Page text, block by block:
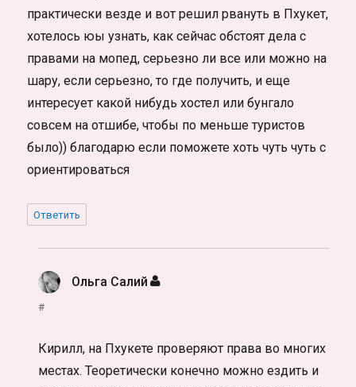
практически везде и вот решил рвануть в Пхукет,
хотелось юы узнать, как сейчас обстоят дела с
правами на мопед, серьезно ли все или можно на
шару, если серьезно, то где получить, и еще
интересует какой нибудь хостел или бунгало
совсем на отшибе, чтобы по меньше туристов
было)) благодарю если поможете хоть чуть чуть с
ориентироваться
Ответить
Ольга Салий :
#
Кирилл, на Пхукете проверяют права во многих
местах. Теоретически конечно можно ездить и